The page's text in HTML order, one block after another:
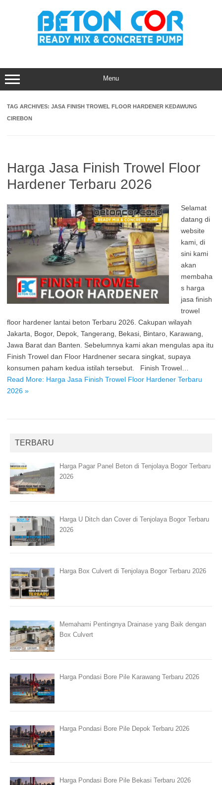
Menu
TAG ARCHIVES: JASA FINISH TROWEL FLOOR HARDENER KEDAWUNG
CIREBON
Harga Jasa Finish Trowel Floor
Hardener Terbaru 2026
Selamat
datang di
website
kami, di
sini kami
akan
membaha
s harga
jasa finish
trowel
floor hardener lantai beton Terbaru 2026. Cakupan wilayah
Jakarta, Bogor, Depok, Tangerang, Bekasi, Bintaro, Karawang,
Jawa Barat dan Banten. Sebelumnya kami akan mengulas apa itu
Finish Trowel dan Floor Hardnener secara singkat, supaya
konsumen paham kedua istilah tersebut. Finish Trowel…
Read More: Harga Jasa Finish Trowel Floor Hardener Terbaru
2026 »
TERBARU
Harga Pagar Panel Beton di Tenjolaya Bogor Terbaru
2026
Harga U Ditch dan Cover di Tenjolaya Bogor Terbaru
2026
Harga Box Culvert di Tenjolaya Bogor Terbaru 2026
Memahami Pentingnya Drainase yang Baik dengan
Box Culvert
Harga Pondasi Bore Pile Karawang Terbaru 2026
Harga Pondasi Bore Pile Depok Terbaru 2026
Harga Pondasi Bore Pile Bekasi Terbaru 2026